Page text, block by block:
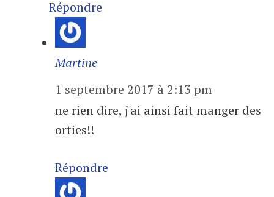
Répondre
Martine
1 septembre 2017 à 2:13 pm
ne rien dire, j'ai ainsi fait manger des
orties!!
Répondre